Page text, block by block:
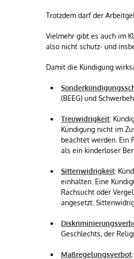
Trotzdem darf der
Vielmehr gibt es auch im
also nicht schutz- und
Damit die Kündigung
(BEEG) und
Treuwidrigkeit:
Kündigung nicht im
beachtet werden. Ein
als ein kinderloser
Sittenwidrigkeit:
einhalten. Eine
Rachsucht oder
angesetzt.
Geschlechts, der
Maßregelungsverbot